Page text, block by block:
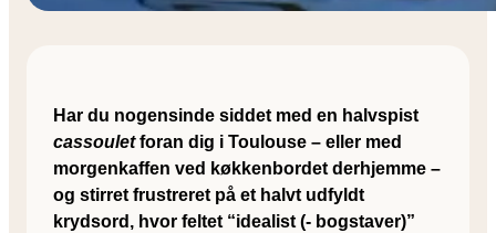
Har du nogensinde siddet med en halvspist
cassouletforan dig i Toulouse – eller med
morgenkaffen ved køkkenbordet derhjemme –
og stirret frustreret på et halvt udfyldt
krydsord, hvor feltet “idealist (- bogstaver)”